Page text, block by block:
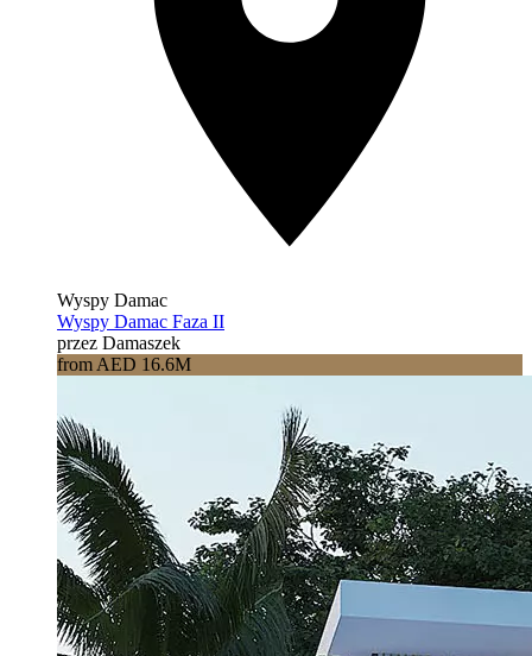
Wyspy Damac
Wyspy Damac Faza II
przez Damaszek
from AED 16.6M